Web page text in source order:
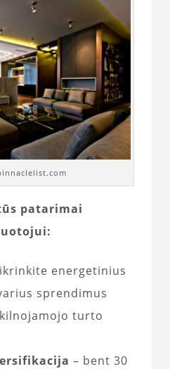
patarimai
energetinius
sprendimus
turto
– bent 30